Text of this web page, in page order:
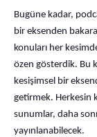
Bugüne kadar,
bir eksenden
konuları her
özen gösterdik. Bu
kesişimsel bir
getirmek. Herkesin
sunumlar, daha
yayınlanabilecek.